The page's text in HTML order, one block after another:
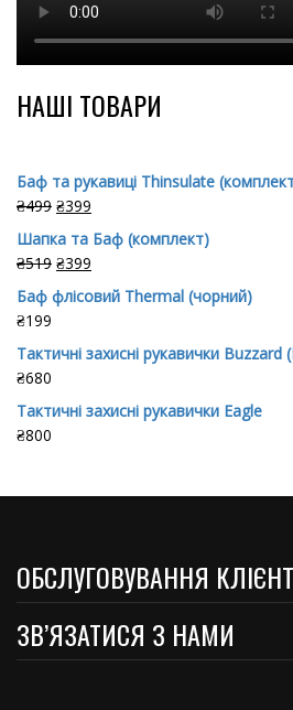
НАШІ ТОВАРИ
Баф та рукавиці Thinsulate
₴499 ₴399
Шапка та Баф (комплект)
₴519 ₴399
Баф флісовий Thermal (чорний)
₴199
Тактичні захисні рукавички Buzzard
₴680
Тактичні захисні рукавички Eagle
₴800
ОБСЛУГОВУВАННЯ
ЗВ’ЯЗАТИСЯ З НАМИ